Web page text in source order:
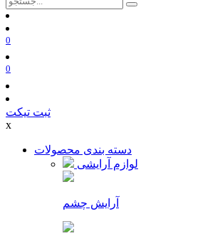
0
0
ثبت تیکت
x
دسته بندی محصولات
لوازم آرایشی
آرایش چشم